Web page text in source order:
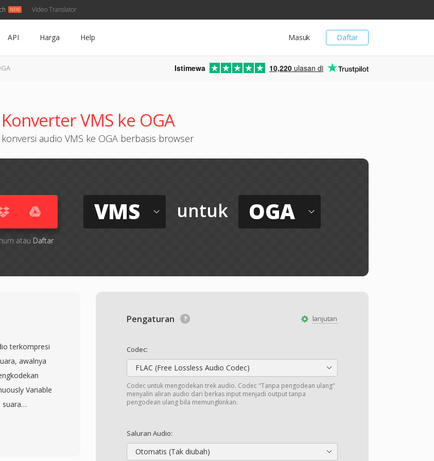
Video Translator
Daftar
Masuk
API Harga Help
Istimewa 10,220 ulasan di
Konverter VMS ke OGA
audio VMS ke OGA berbasis browser
atau Daftar
VMS untuk OGA
lanjutan
Pengaturan
Codec:
FLAC (Free Lossless Audio Codec)
Codec untuk mengodekan trek audio. Codec "Tanpa pengodean ulang"
menyalin aliran audio dari berkas input menjadi output tanpa
pengodean ulang bila memungkinkan.
Saluran Audio:
Otomatis (Tak diubah)
terkompresi
awalnya
Variable
suara
beroperasi